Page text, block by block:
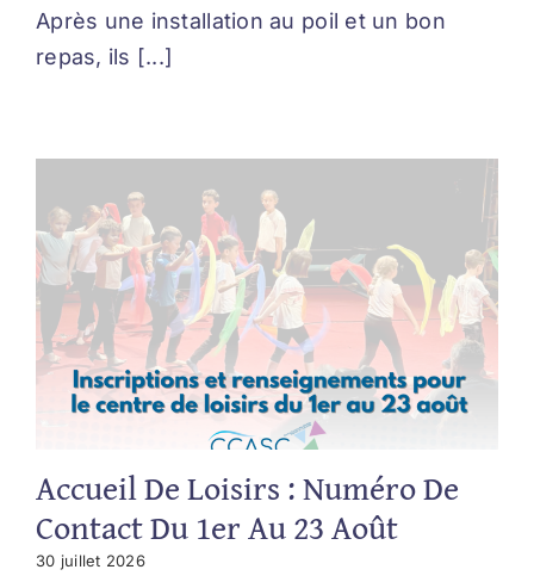
Après une installation au poil et un bon
repas, ils [...]
Accueil De Loisirs : Numéro De
Contact Du 1er Au 23 Août
30 juillet 2026